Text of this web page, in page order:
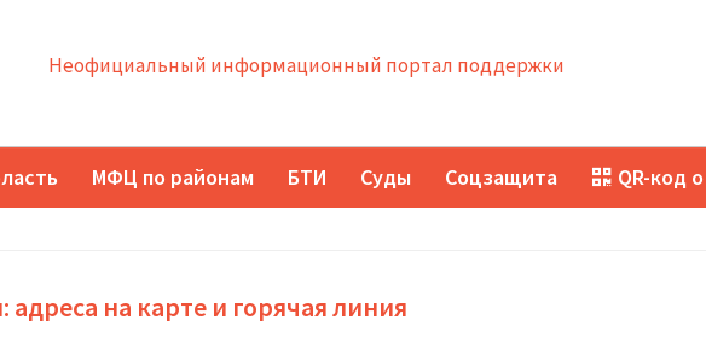
Неофициальный информационный портал поддержки
МФЦ по районам БТИ Суды Соцзащита QR-код
на карте и горячая линия